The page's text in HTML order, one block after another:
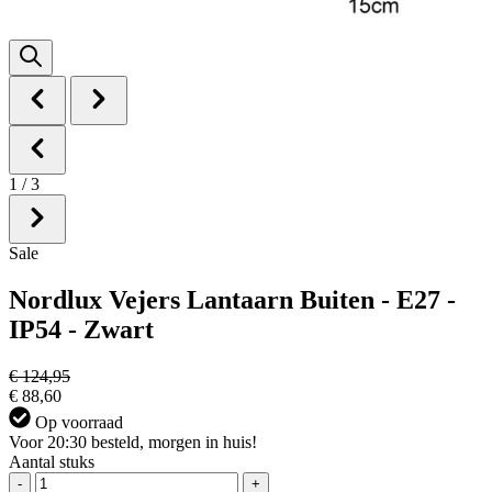
1 / 3
Sale
Nordlux Vejers Lantaarn Buiten - E27 -
IP54 - Zwart
€ 124,95
€ 88,60
Op voorraad
Voor 20:30 besteld, morgen in huis!
Aantal stuks
- +